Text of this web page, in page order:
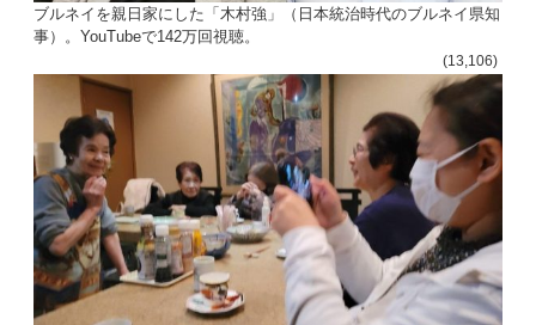
ブルネイを親日家にした「木村強」（日本統治時代のブルネイ県知
事）。YouTubeで142万回視聴。
(13,106)